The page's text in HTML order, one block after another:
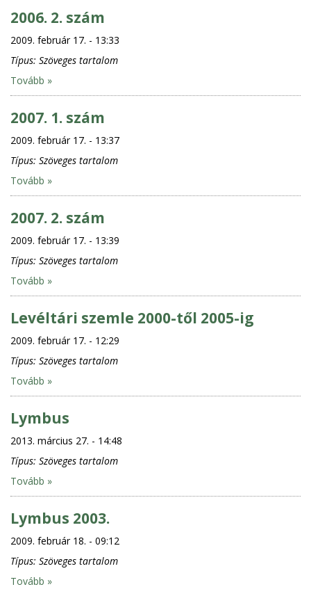
2006. 2. szám
2009. február 17. - 13:33
Típus: Szöveges tartalom
Tovább »
2007. 1. szám
2009. február 17. - 13:37
Típus: Szöveges tartalom
Tovább »
2007. 2. szám
2009. február 17. - 13:39
Típus: Szöveges tartalom
Tovább »
Levéltári szemle 2000-től 2005-ig
2009. február 17. - 12:29
Típus: Szöveges tartalom
Tovább »
Lymbus
2013. március 27. - 14:48
Típus: Szöveges tartalom
Tovább »
Lymbus 2003.
2009. február 18. - 09:12
Típus: Szöveges tartalom
Tovább »